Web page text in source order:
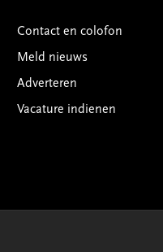
Contact en colofon
Meld nieuws
Adverteren
Vacature indienen